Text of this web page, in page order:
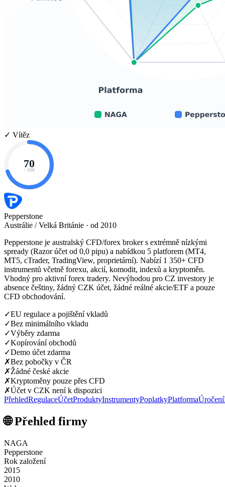
✓ Vítěz
70
/ 100
Pepperstone
Austrálie / Velká Británie · od 2010
Pepperstone je australský CFD/forex broker s extrémně nízkými
spready (Razor účet od 0,0 pipu) a nabídkou 5 platforem (MT4,
MT5, cTrader, TradingView, proprietární). Nabízí 1 350+ CFD
instrumentů včetně forexu, akcií, komodit, indexů a kryptoměn.
Vhodný pro aktivní forex tradery. Nevýhodou pro CZ investory je
absence češtiny, žádný CZK účet, žádné reálné akcie/ETF a pouze
CFD obchodování.
✓EU regulace a pojištění vkladů
✓Bez minimálního vkladu
✓Výběry zdarma
✓Kopírování obchodů
✓Demo účet zdarma
✗Bez pobočky v ČR
✗Žádné české akcie
✗Kryptoměny pouze přes CFD
✗Účet v CZK není k dispozici
PřehledRegulaceÚčetProduktyInstrumentyPoplatkyPlatformaÚročení
🌐 Přehled firmy
NAGA
Pepperstone
Rok založení
2015
2010